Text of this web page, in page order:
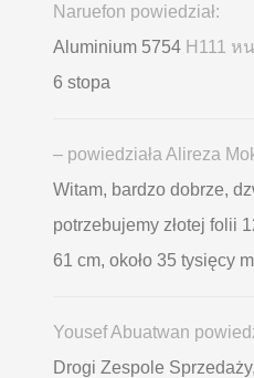
Naruefon powiedział:
Aluminium 5754 H111 ห
6 stopa
– powiedziała Alireza
Witam, bardzo dobrze,
potrzebujemy złotej folii
61 cm, około 35 tysięcy
Yousef Abuatwan
Drogi Zespole